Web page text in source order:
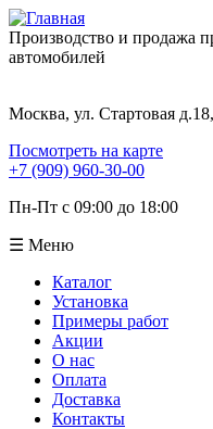
Производство и продажа
автомобилей
Москва, ул. Стартовая
Посмотреть на карте
+7 (909) 960-30-00
Пн-Пт с 09:00 до 18:00
☰ Меню
Каталог
Установка
Примеры работ
Акции
О нас
Оплата
Доставка
Контакты